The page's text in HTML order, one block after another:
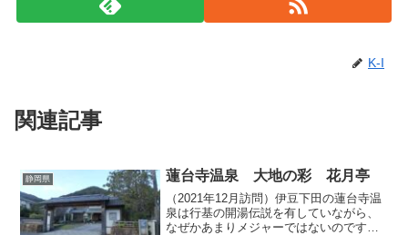
K-I
関連記事
静岡県 蓮台寺温泉 大地の彩 花月亭
（2021年12月訪問）伊豆下田の蓮台寺温
泉は行基の開湯伝説を有していながら、
なぜかあまりメジャーではないのです